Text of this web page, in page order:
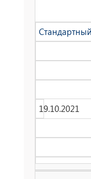
19.10.2021